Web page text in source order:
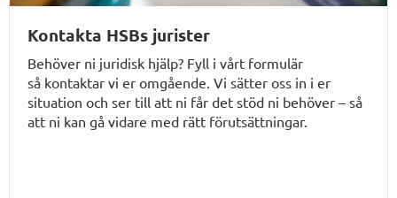
Kontakta HSBs jurister
Behöver ni juridisk hjälp? Fyll i vårt formulär
så kontaktar vi er omgående. Vi sätter oss in i er
situation och ser till att ni får det stöd ni behöver – så
att ni kan gå vidare med rätt förutsättningar.